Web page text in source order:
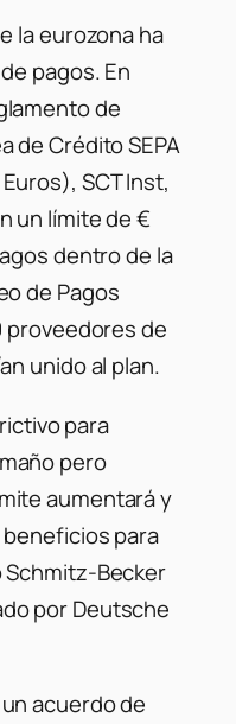
la eurozona ha
pagos. En
de
de Crédito SEPA
SCT Inst,
un límite de €
dentro de la
de Pagos
proveedores de
unido al plan.
para
pero
aumentará y
para
Becker
por Deutsche
acuerdo de